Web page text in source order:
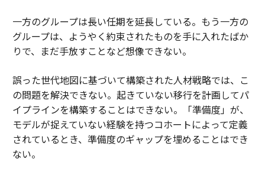
一方のグループは長い任期を延長している。もう一方の
グループは、ようやく約束されたものを手に入れたばか
りで、まだ手放すことなど想像できない。
誤った世代地図に基づいて構築された人材戦略では、こ
の問題を解決できない。起きていない移行を計画してパ
イプラインを構築することはできない。「準備度」が、
モデルが捉えていない経験を持つコホートによって定義
されているとき、準備度のギャップを埋めることはでき
ない。